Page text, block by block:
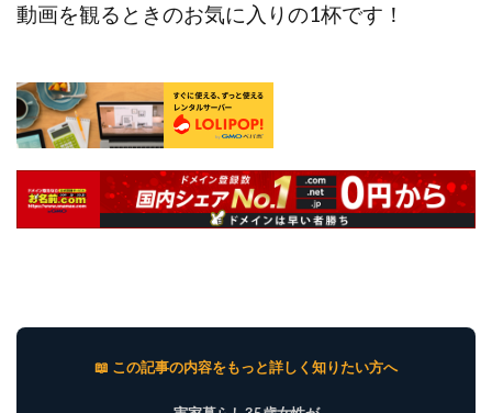
動画を観るときのお気に入りの1杯です！
📖 この記事の内容をもっと詳しく知りたい方へ